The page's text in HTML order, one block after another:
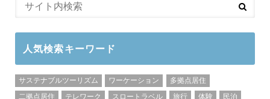
人気検索キーワード
サステナブルツーリズム ワーケーション
多拠点居住
二拠点居住
テレワーク スロートラベル 旅行 体験 民泊